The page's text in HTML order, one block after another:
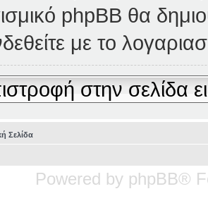
phpBB θα
με το
στην σελίδα
Σελίδα
Powered by phpBB®